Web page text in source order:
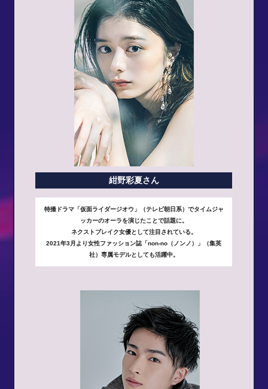
紺野彩夏さん
特撮ドラマ「仮面ライダージオウ」（テレビ朝日系）でタイムジャ
ッカーのオーラを演じたことで話題に。
ネクストブレイク女優として注目されている。
2021年3月より女性ファッション誌「non-no（ノンノ）」（集英
社）専属モデルとしても活躍中。